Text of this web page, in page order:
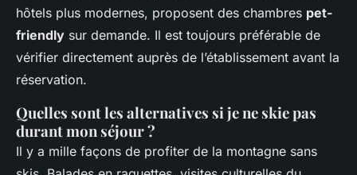
hôtels plus modernes, proposent des chambres pet-
friendly sur demande. Il est toujours préférable de
vérifier directement auprès de l’établissement avant la
réservation.
Quelles sont les alternatives si je ne skie pas
durant mon séjour ?
Il y a mille façons de profiter de la montagne sans